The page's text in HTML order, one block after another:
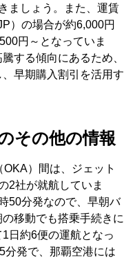
ましょう。また、運賃
）の場合が約6,000円
円～となっていま
する傾向にあるため、
早期購入割引を活用す
その他の情報
）間は、ジェット
2社が就航していま
50分発なので、早朝バ
移動でも搭乗手続きに
日約6便の運航となっ
分発で、那覇空港には